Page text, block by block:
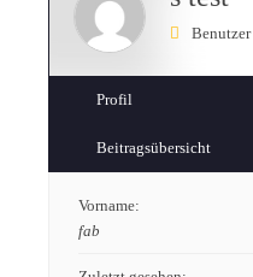
Benutzer
Profil
Beitragsübersicht
Vorname:
fab